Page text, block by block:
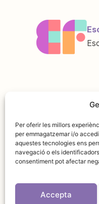
Per oferir les millors
per emmagatzemar i/o
aquestes tecnologies ens
navegació o els
consentiment pot afectar
Accepta